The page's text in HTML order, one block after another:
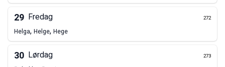
29 Fredag 272
Helga, Helge, Hege
30 Lørdag 273